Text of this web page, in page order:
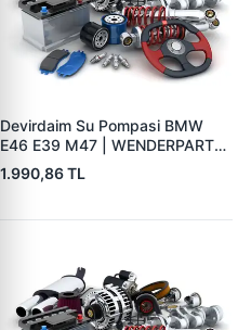
Devirdaim Su Pompasi BMW
E46 E39 M47 | WENDERPARTS
BA11510393730 | OEM
11510393730 11517786736
1.990,86 TL